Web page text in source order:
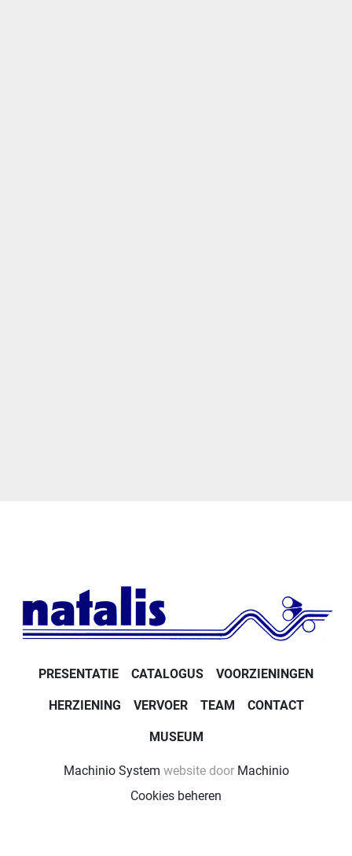
PRESENTATIE CATALOGUS VOORZIENINGEN
HERZIENING VERVOER TEAM CONTACT
MUSEUM
Machinio System website door Machinio
Cookies beheren